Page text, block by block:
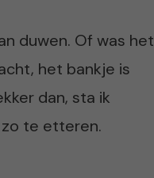
duwen. Of was het
het bankje is
dan, sta ik
te etteren.